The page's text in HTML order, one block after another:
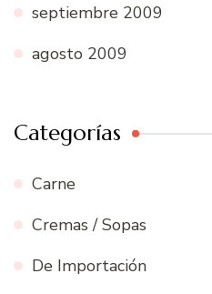
septiembre 2009
agosto 2009
Categorías
Carne
Cremas / Sopas
De Importación